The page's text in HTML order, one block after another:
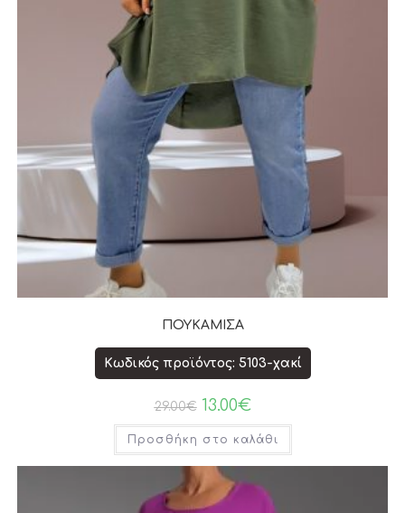
ΠΟΥΚΑΜΙΣΑ
Κωδικός προϊόντος: 5103-χακί
29.00€ 13.00€
Προσθήκη στο καλάθι